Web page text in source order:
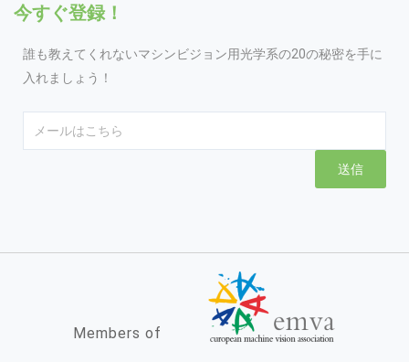
今すぐ登録！
誰も教えてくれないマシンビジョン用光学系の20の秘密を手に
入れましょう！
送信
Members of